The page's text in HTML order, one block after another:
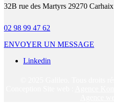
32B rue des Martyrs 29270 Carhaix
02 98 99 47 62
ENVOYER UN MESSAGE
Linkedin